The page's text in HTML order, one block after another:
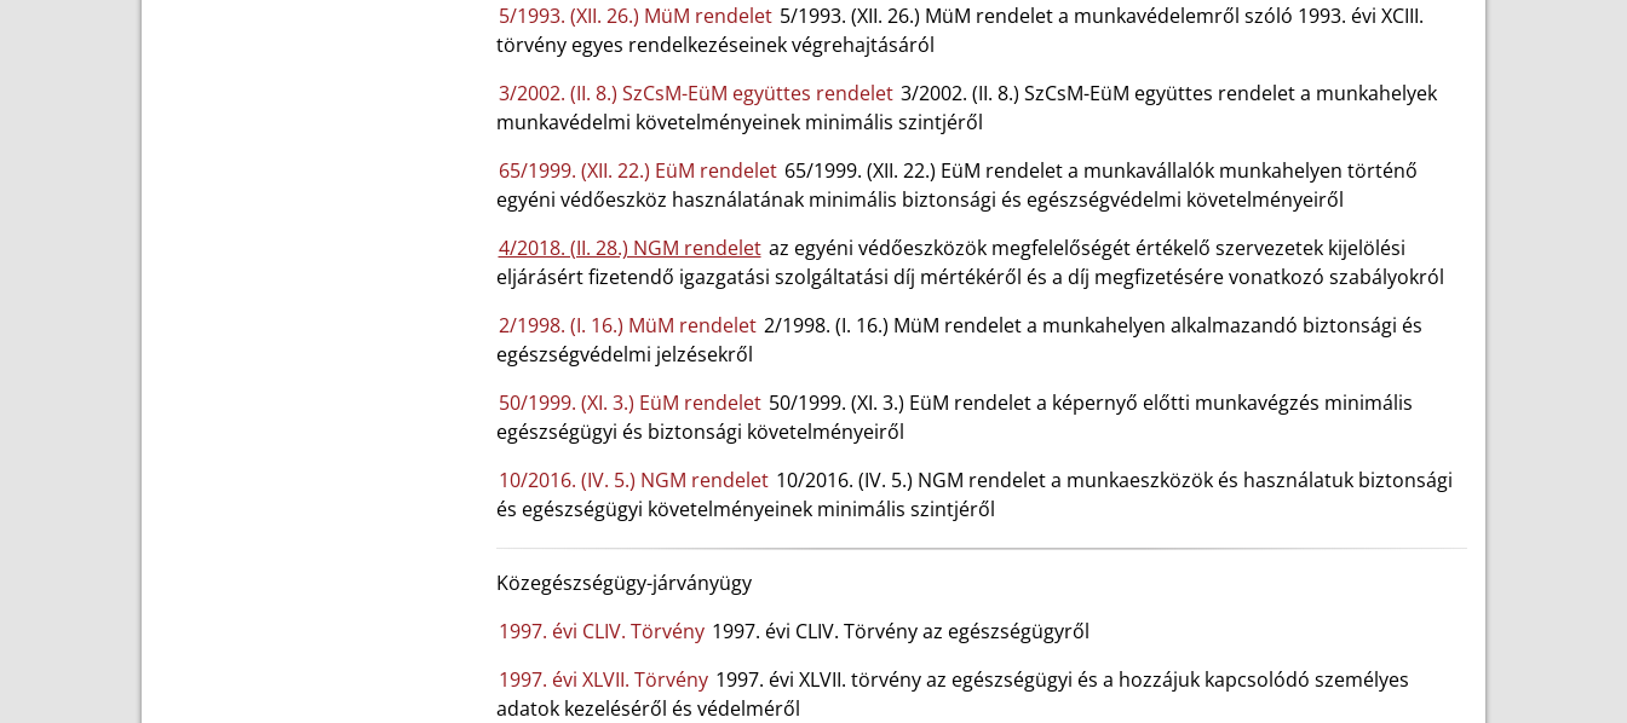
5/1993. (XII. 26.) MüM rendelet 5/1993. (XII. 26.) MüM rendelet a munkavédelemről szóló 1993. évi XCIII.
törvény egyes rendelkezéseinek végrehajtásáról
3/2002. (II. 8.) SzCsM-EüM együttes rendelet 3/2002. (II. 8.) SzCsM-EüM együttes rendelet a munkahelyek
munkavédelmi követelményeinek minimális szintjéről
65/1999. (XII. 22.) EüM rendelet 65/1999. (XII. 22.) EüM rendelet a munkavállalók munkahelyen történő
egyéni védőeszköz használatának minimális biztonsági és egészségvédelmi követelményeiről
4/2018. (II. 28.) NGM rendelet az egyéni védőeszközök megfelelőségét értékelő szervezetek kijelölési
eljárásért fizetendő igazgatási szolgáltatási díj mértékéről és a díj megfizetésére vonatkozó szabályokról
2/1998. (I. 16.) MüM rendelet 2/1998. (I. 16.) MüM rendelet a munkahelyen alkalmazandó biztonsági és
egészségvédelmi jelzésekről
50/1999. (XI. 3.) EüM rendelet 50/1999. (XI. 3.) EüM rendelet a képernyő előtti munkavégzés minimális
egészségügyi és biztonsági követelményeiről
10/2016. (IV. 5.) NGM rendelet 10/2016. (IV. 5.) NGM rendelet a munkaeszközök és használatuk biztonsági
és egészségügyi követelményeinek minimális szintjéről
Közegészségügy-járványügy
1997. évi CLIV. Törvény 1997. évi CLIV. Törvény az egészségügyről
1997. évi XLVII. Törvény 1997. évi XLVII. törvény az egészségügyi és a hozzájuk kapcsolódó személyes
adatok kezeléséről és védelméről